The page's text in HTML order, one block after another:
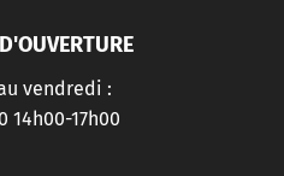
vendredi :
14h00-17h00